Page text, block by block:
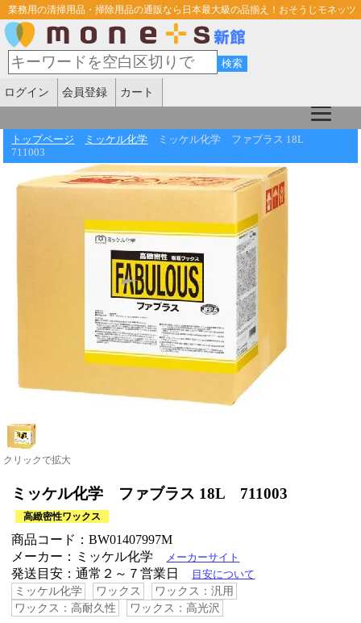
業務用の清掃用品・掃除用品の通販なら日本最大級の品揃え！おそうじモネッツ
ログイン 会員登録 カート
トップページ ミッケル化学
ミッケル化学 ファブラス 18L
711003
クリックで拡大
ミッケル化学 ファブラス 18L 711003
高緻密性ワックス
商品コード：BW01407997M
メーカー：ミッケル化学
メーカーサイト
発送目安：通常２～７営業日 目安について
ミッケル化学 ワックス
ワックス：汎用
ワックス：高耐久性
ワックス：高光沢